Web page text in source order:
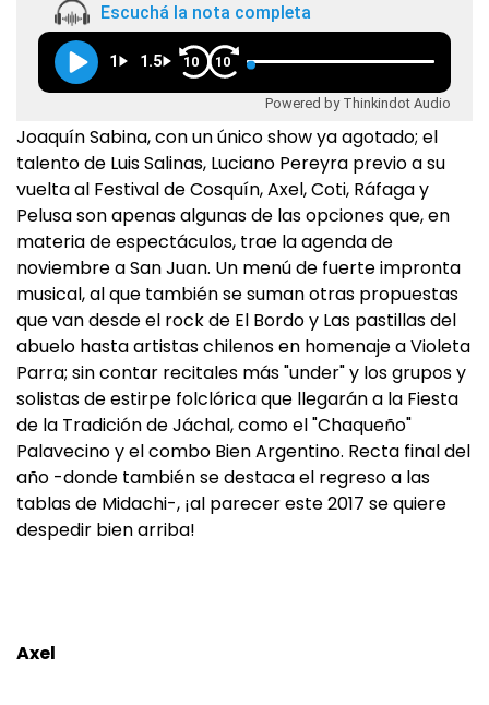
Escuchá la nota completa
1 1.5 10 10
Powered by Thinkindot Audio
Joaquín Sabina, con un único show ya agotado; el
talento de Luis Salinas, Luciano Pereyra previo a su
vuelta al Festival de Cosquín, Axel, Coti, Ráfaga y
Pelusa son apenas algunas de las opciones que, en
materia de espectáculos, trae la agenda de
noviembre a San Juan. Un menú de fuerte impronta
musical, al que también se suman otras propuestas
que van desde el rock de El Bordo y Las pastillas del
abuelo hasta artistas chilenos en homenaje a Violeta
Parra; sin contar recitales más "under" y los grupos y
solistas de estirpe folclórica que llegarán a la Fiesta
de la Tradición de Jáchal, como el "Chaqueño"
Palavecino y el combo Bien Argentino. Recta final del
año -donde también se destaca el regreso a las
tablas de Midachi-, ¡al parecer este 2017 se quiere
despedir bien arriba!
Axel